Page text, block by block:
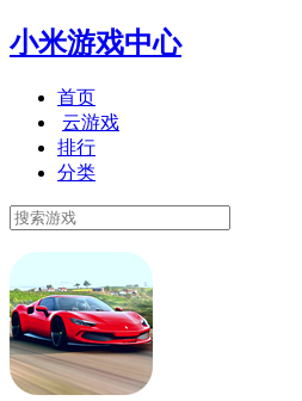
小米游戏中心
首页
云游戏
排行
分类